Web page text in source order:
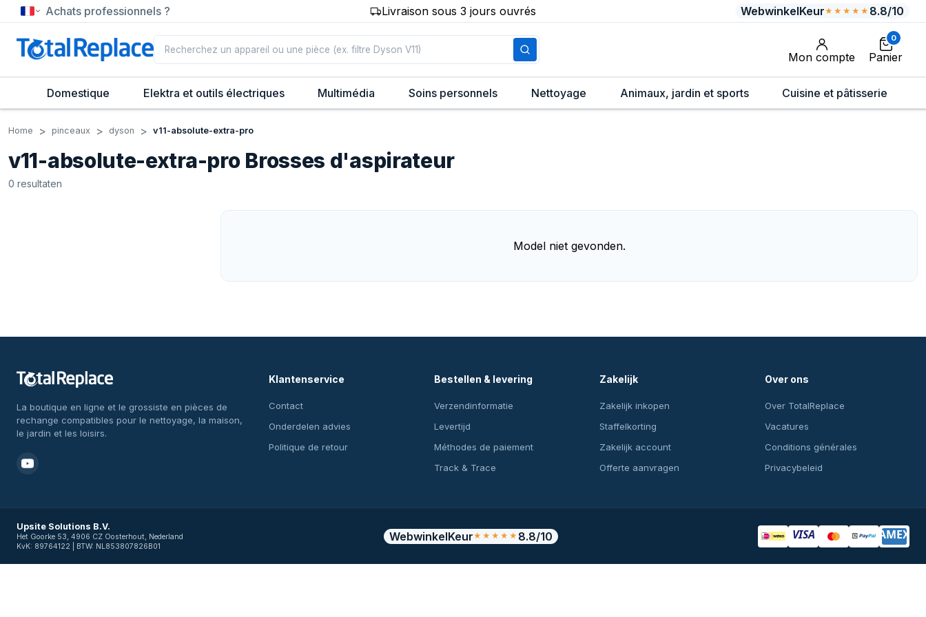
Achats professionnels ? Livraison sous 3 jours ouvrés WebwinkelKeur★★★★★ 8.8/10
Mon compte
0
Panier
Domestique Elektra et outils électriques Multimédia Soins personnels Nettoyage Animaux, jardin et sports Cuisine et pâtisserie
Home pinceaux dyson v11-absolute-extra-pro
v11-absolute-extra-pro Brosses d'aspirateur
0 resultaten
Model niet gevonden.
La boutique en ligne et le grossiste en pièces de
rechange compatibles pour le nettoyage, la maison,
le jardin et les loisirs.
Klantenservice
Contact
Onderdelen advies
Politique de retour
Bestellen & levering
Verzendinformatie
Levertijd
Méthodes de paiement
Track & Trace
Zakelijk
Zakelijk inkopen
Staffelkorting
Zakelijk account
Offerte aanvragen
Over ons
Over TotalReplace
Vacatures
Conditions générales
Privacybeleid
Upsite Solutions B.V.
Het Goorke 53, 4906 CZ Oosterhout, Nederland
KvK: 89764122 | BTW: NL853807826B01
WebwinkelKeur★★★★★ 8.8/10 VISA AMEX